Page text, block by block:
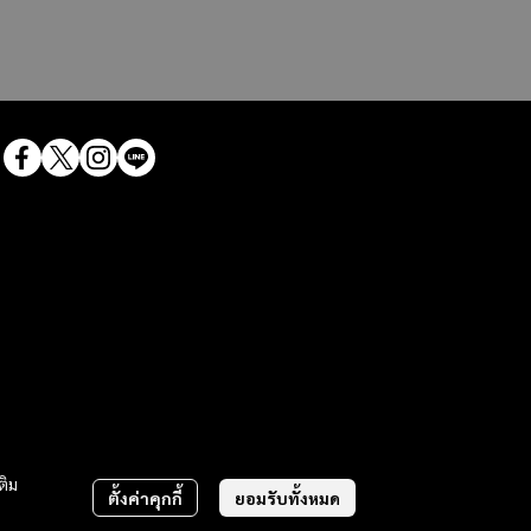
ม
ตั้งค่าคุกกี้ ยอมรับทั้งหมด